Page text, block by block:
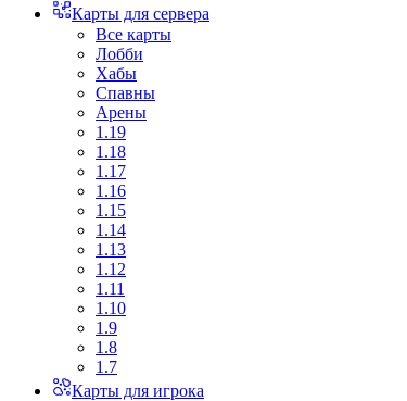
Карты для сервера
Все карты
Лобби
Хабы
Спавны
Арены
1.19
1.18
1.17
1.16
1.15
1.14
1.13
1.12
1.11
1.10
1.9
1.8
1.7
Карты для игрока